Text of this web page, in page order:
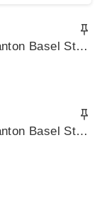
4056 Basel-St. Johann, Kanton Basel Stadt
4056 Basel-St. Johann, Kanton Basel Stadt